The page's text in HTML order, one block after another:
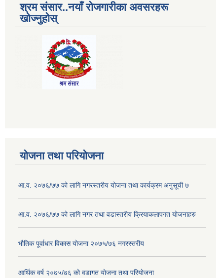
श्रम संसार..नयाँ रोजगारीका अवसरहरू
खोज्नुहोस्
योजना तथा परियोजना
आ.व. २०७६/७७ को लागि नगरस्तरीय योजना तथा कार्यक्रम अनुसूची ७
आ.व. २०७६/७७ को लागि नगर तथा वडास्तरीय क्रियाकलापगत योजनाहरु
भौतिक पूर्वाधार विकास योजना २०७५/७६ नगरस्तरीय
आर्थिक वर्ष २०७५/७६ को वडागत योजना तथा परियोजना